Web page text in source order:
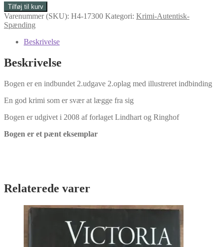
Den
ukendte
hustru
af
Leif
antal
Tilføj til kurv
Varenummer (SKU): H4-17300 Kategori: Krimi-Autentisk-
Spænding
Beskrivelse
Beskrivelse
Bogen er en indbundet 2.udgave 2.oplag med illustreret indbinding
En god krimi som er svær at lægge fra sig
Bogen er udgivet i 2008 af forlaget Lindhart og Ringhof
Bogen er et pænt eksemplar
Relaterede varer